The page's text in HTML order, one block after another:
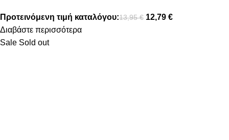
Προτεινόμενη τιμή καταλόγου:13,95€ 12,79 €
Διαβάστε περισσότερα
Sale Sold out